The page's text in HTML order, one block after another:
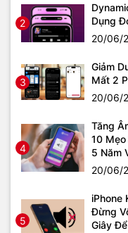
2
Dụng
20/06/
3
Giảm
Mất 2
20/06/
4
Tăng
10
5 Năm
20/06/
5
iPhone
Đừng
Giây